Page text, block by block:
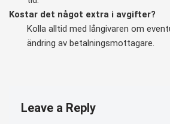
Kostar det något extra i avgifter?
Kolla alltid med långivaren om
ändring av betalningsmottagare.
Leave a Reply